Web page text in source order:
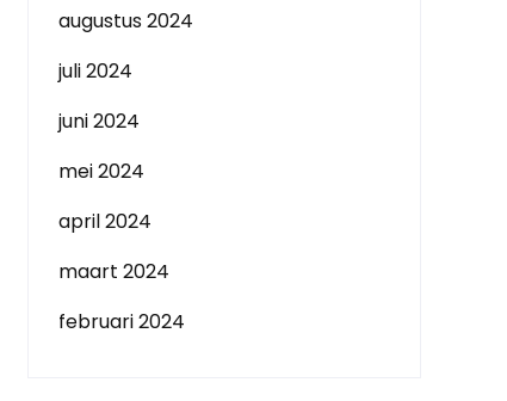
augustus 2024
juli 2024
juni 2024
mei 2024
april 2024
maart 2024
februari 2024